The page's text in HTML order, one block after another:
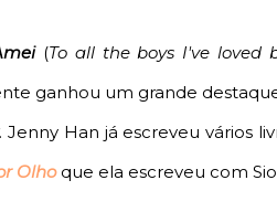
(To all the boys I've loved
ganhou um grande
. Jenny Han já escreveu vários
Olhoque ela escreveu com